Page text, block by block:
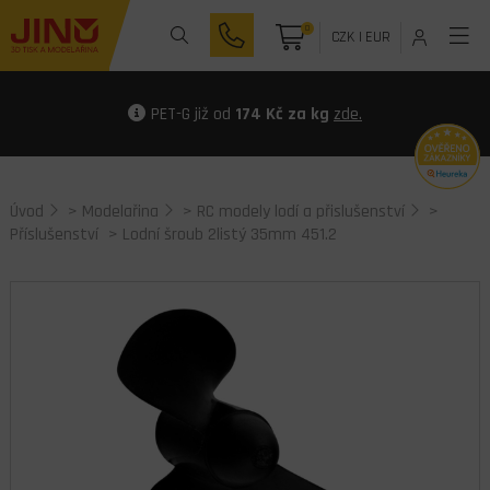
0 CZK| EUR
PET-G již od 174 Kč za kg zde.
Úvod > Modelařina > RC modely lodí a přislušenství
>
Příslušenství > Lodní šroub 2listý 35mm 451.2